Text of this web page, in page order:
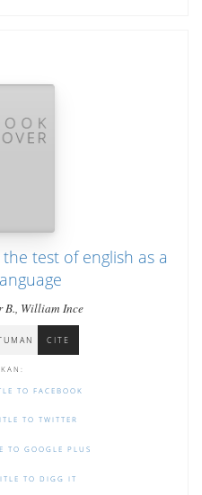
test of english as a
B., William Ince
CITE